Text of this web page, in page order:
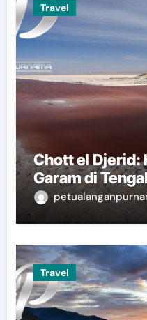
Travel
Chott el Djerid:
Garam di
Travel